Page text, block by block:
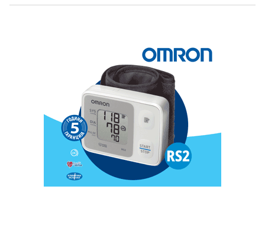
олицетворение на криминалот и корупцијата
достигна над 8 милиони евра. Има укажувања дека
оваа сума може да надмине десетици милиони евра,
украдени од граѓаните. Дополнителен криминал на
Груби заедно со неговиот другар Бајрами, тогашен
директор на Државната лотарија, освен што местеле
милионски тендери, е и исплаќање аванси на деловни
соработници. За целиот овој милионски криминал на
Груби знаеше и СДС, но само за да не му пропадне
коалицијата и да му потрае власта, молчеше и го
одобруваше, со што стана соучесник. Груби крадеше,
СДС молчеше и одобруваше. Сега е време на
одговорност.“